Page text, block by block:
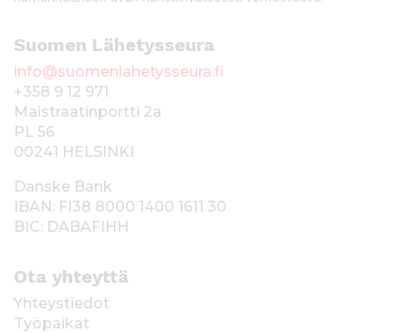
Suomen Lähetysseura
info@suomenlahetysseura.fi
+358 9 12 971
Maistraatinportti 2a
PL 56
00241 HELSINKI
Danske Bank
IBAN: FI38 8000 1400 1611 30
BIC: DABAFIHH
Ota yhteyttä
Yhteystiedot
Työpaikat